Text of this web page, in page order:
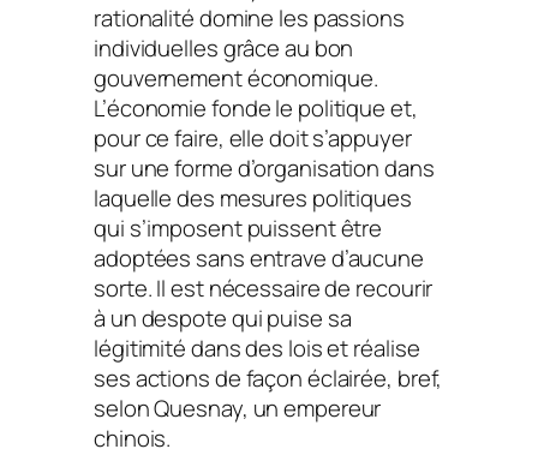
rationalité domine les passions
individuelles grâce au bon
gouvernement économique.
L’économie fonde le politique et,
pour ce faire, elle doit s’appuyer
sur une forme d’organisation dans
laquelle des mesures politiques
qui s’imposent puissent être
adoptées sans entrave d’aucune
sorte. Il est nécessaire de recourir
à un despote qui puise sa
légitimité dans des lois et réalise
ses actions de façon éclairée, bref,
selon Quesnay, un empereur
chinois.